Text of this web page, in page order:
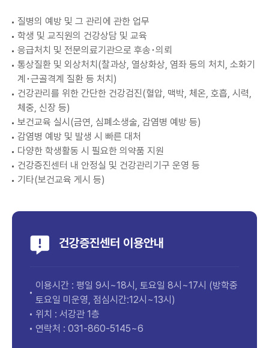
질병의 예방 및 그 관리에 관한 업무
학생 및 교직원의 건강상담 및 교육
응급처치 및 전문의료기관으로 후송･의뢰
통상질환 및 외상처치(찰과상, 열상화상, 염좌 등의 처치, 소화기
계･근골격계 질환 등 처치)
건강관리를 위한 간단한 건강검진(혈압, 맥박, 체온, 호흡, 시력,
체중, 신장 등)
보건교육 실시(금연, 심폐소생술, 감염병 예방 등)
감염병 예방 및 발생 시 빠른 대처
다양한 학생활동 시 필요한 의약품 지원
건강증진센터 내 안정실 및 건강관리기구 운영 등
기타(보건교육 게시 등)
건강증진센터 이용안내
이용시간 : 평일 9시~18시, 토요일 8시~17시 (방학중
토요일 미운영, 점심시간:12시~13시)
위치 : 서강관 1층
연락처 : 031-860-5145~6